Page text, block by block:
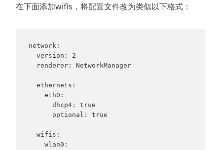
在下面添加wifis，将配置文件改为类似以下格式：
network:
  version: 2
  renderer: NetworkManager
  ethernets:
    eth0:
      dhcp4: true
      optional: true
  wifis:
    wlan0: